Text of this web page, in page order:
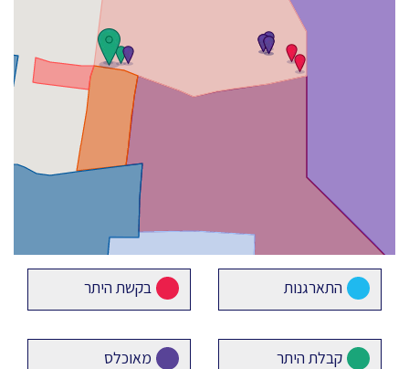
התארגנות בקשת היתר
קבלת היתר מאוכלס